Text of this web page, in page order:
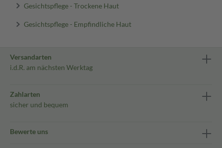
Gesichtspflege - Trockene Haut
Gesichtspflege - Empfindliche Haut
Versandarten
i.d.R. am nächsten Werktag
Zahlarten
sicher und bequem
Bewerte uns